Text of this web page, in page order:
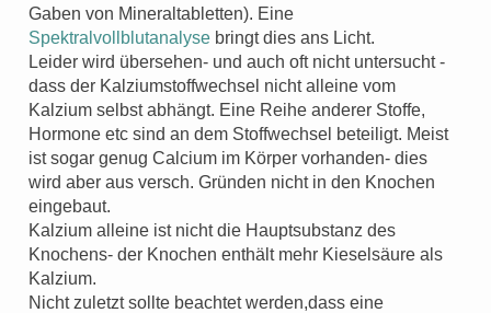
Gaben von Mineraltabletten). Eine
Spektralvollblutanalyse bringt dies ans Licht.
Leider wird übersehen- und auch oft nicht untersucht -
dass der Kalziumstoffwechsel nicht alleine vom
Kalzium selbst abhängt. Eine Reihe anderer Stoffe,
Hormone etc sind an dem Stoffwechsel beteiligt. Meist
ist sogar genug Calcium im Körper vorhanden- dies
wird aber aus versch. Gründen nicht in den Knochen
eingebaut.
Kalzium alleine ist nicht die Hauptsubstanz des
Knochens- der Knochen enthält mehr Kieselsäure als
Kalzium.
Nicht zuletzt sollte beachtet werden,dass eine